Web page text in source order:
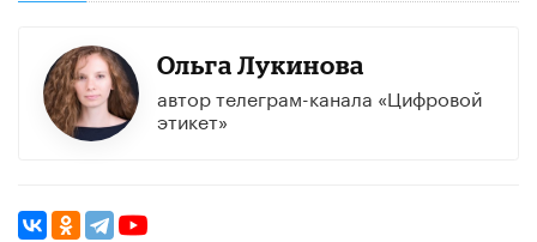
Ольга Лукинова
автор телеграм-канала «Цифровой
этикет»